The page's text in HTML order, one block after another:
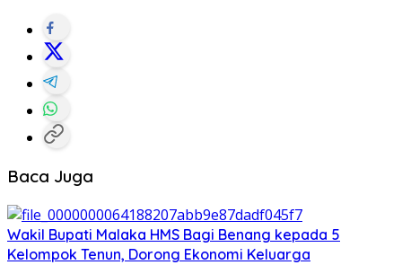
Baca Juga
Wakil Bupati Malaka HMS Bagi Benang kepada 5
Kelompok Tenun, Dorong Ekonomi Keluarga